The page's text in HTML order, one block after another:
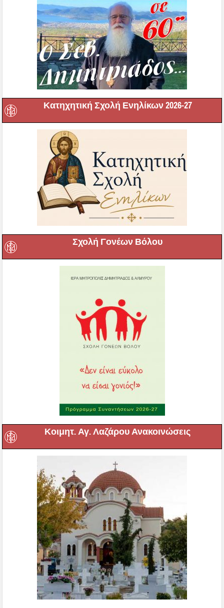
Κατηχητική Σχολή Ενηλίκων 2026-27
Σχολή Γονέων Βόλου
Κοιμητ. Αγ. Λαζάρου Ανακοινώσεις